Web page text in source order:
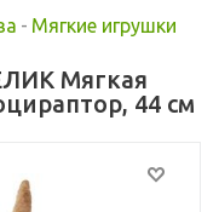
- Мягкие игрушки
Мягкая
44 см